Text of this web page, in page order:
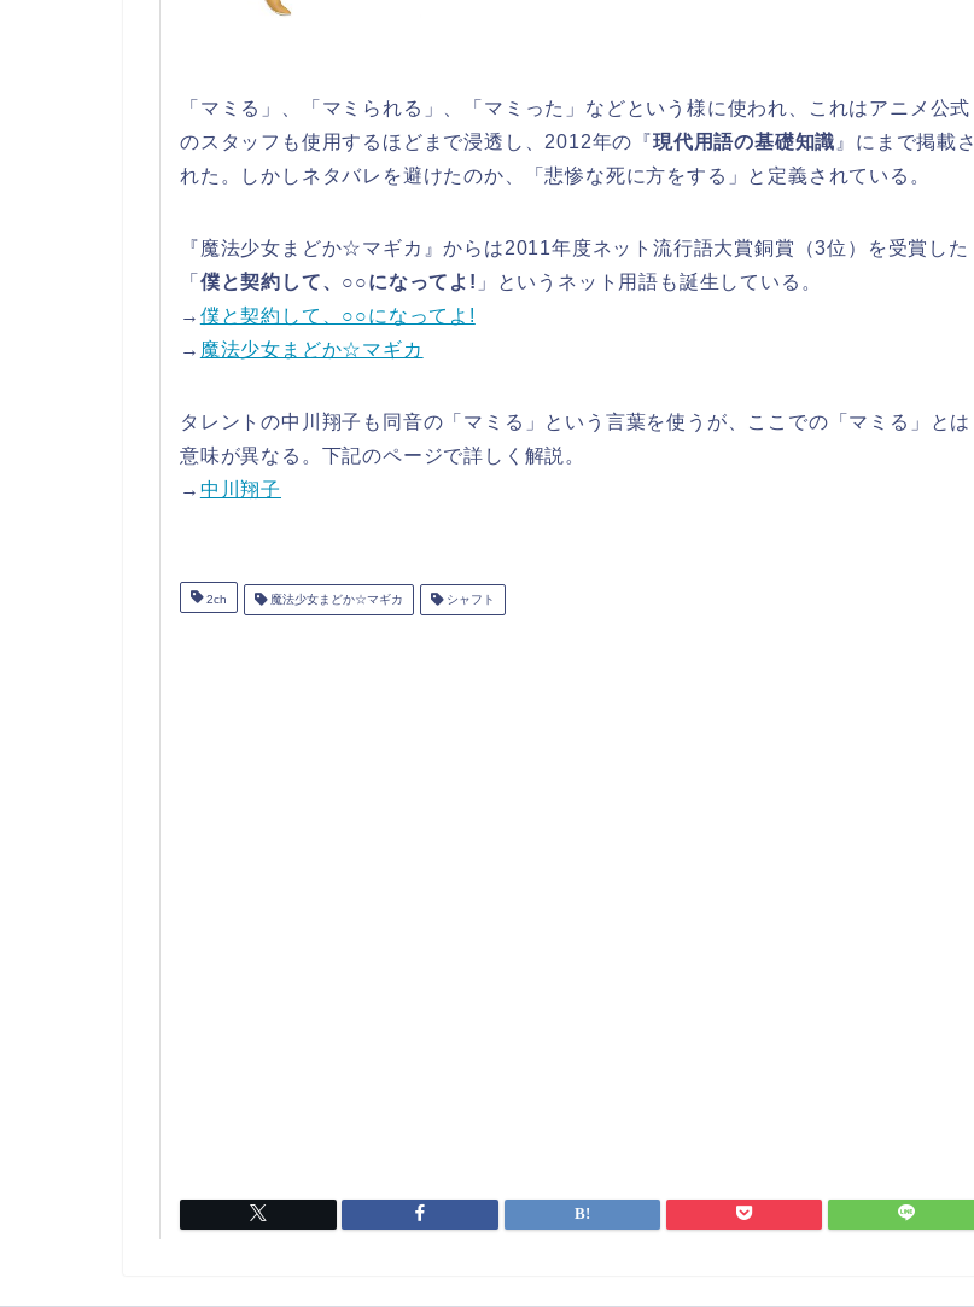
「マミる」、「マミられる」、「マミった」などという様に使われ、これはアニメ公式
のスタッフも使用するほどまで浸透し、2012年の『現代用語の基礎知識 』にまで掲載さ
れた。しかしネタバレを避けたのか、「悲惨な死に方をする」と定義されている。
『魔法少女まどか☆マギカ』からは2011年度ネット流行語大賞銅賞（3位）を受賞した
「 僕と契約して、○○になってよ! 」というネット用語も誕生している。
→ 僕と契約して、○○になってよ!
→ 魔法少女まどか☆マギカ
タレントの中川翔子も同音の「マミる」という言葉を使うが、ここでの「マミる」とは
意味が異なる。下記のページで詳しく解説。
→ 中川翔子
2ch 魔法少女まどか☆マギカ シャフト